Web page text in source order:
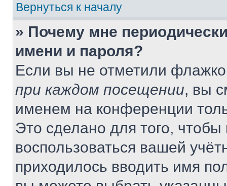
Вернуться к началу
» Почему мне
имени и пароля?
Если вы не отметили
при каждом посещении, вы
именем на конференции
Это сделано для того, чтобы
воспользоваться вашей
приходилось вводить имя